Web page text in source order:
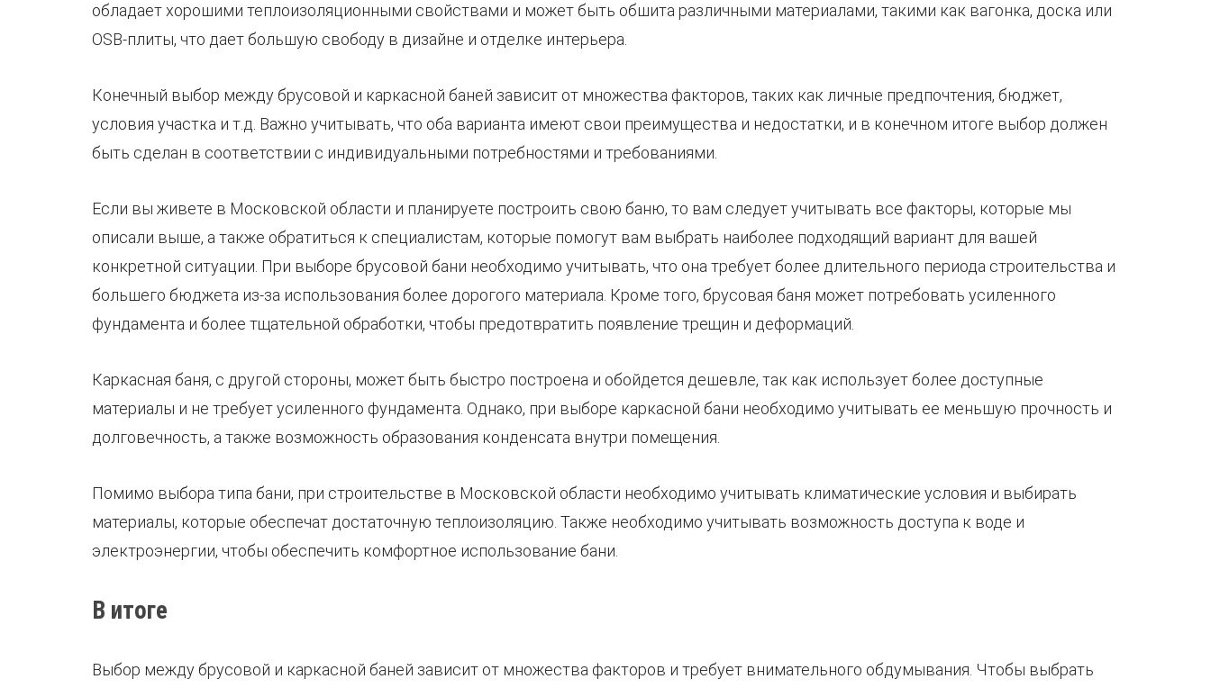
обладает хорошими теплоизоляционными свойствами и может быть обшита различными материалами, такими как вагонка, доска или
OSB-плиты, что дает большую свободу в дизайне и отделке интерьера.
Конечный выбор между брусовой и каркасной баней зависит от множества факторов, таких как личные предпочтения, бюджет,
условия участка и т.д. Важно учитывать, что оба варианта имеют свои преимущества и недостатки, и в конечном итоге выбор должен
быть сделан в соответствии с индивидуальными потребностями и требованиями.
Если вы живете в Московской области и планируете построить свою баню, то вам следует учитывать все факторы, которые мы
описали выше, а также обратиться к специалистам, которые помогут вам выбрать наиболее подходящий вариант для вашей
конкретной ситуации. При выборе брусовой бани необходимо учитывать, что она требует более длительного периода строительства и
большего бюджета из-за использования более дорогого материала. Кроме того, брусовая баня может потребовать усиленного
фундамента и более тщательной обработки, чтобы предотвратить появление трещин и деформаций.
Каркасная баня, с другой стороны, может быть быстро построена и обойдется дешевле, так как использует более доступные
материалы и не требует усиленного фундамента. Однако, при выборе каркасной бани необходимо учитывать ее меньшую прочность и
долговечность, а также возможность образования конденсата внутри помещения.
Помимо выбора типа бани, при строительстве в Московской области необходимо учитывать климатические условия и выбирать
материалы, которые обеспечат достаточную теплоизоляцию. Также необходимо учитывать возможность доступа к воде и
электроэнергии, чтобы обеспечить комфортное использование бани.
В итоге
Выбор между брусовой и каркасной баней зависит от множества факторов и требует внимательного обдумывания. Чтобы выбрать